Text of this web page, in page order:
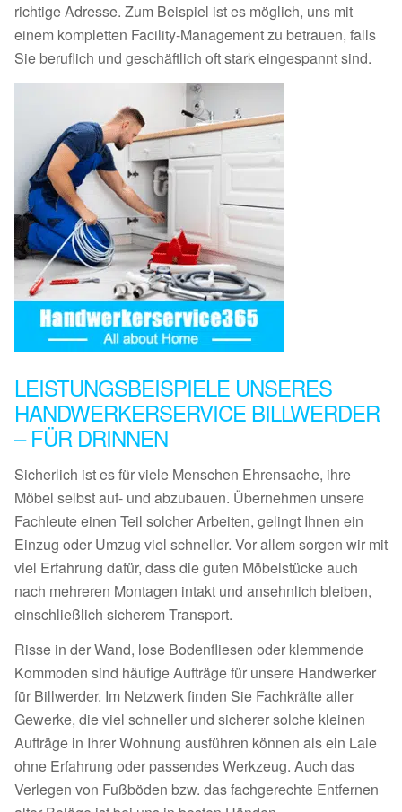
richtige Adresse. Zum Beispiel ist es möglich, uns mit
einem kompletten Facility-Management zu betrauen, falls
Sie beruflich und geschäftlich oft stark eingespannt sind.
LEISTUNGSBEISPIELE UNSERES
HANDWERKERSERVICE BILLWERDER
– FÜR DRINNEN
Sicherlich ist es für viele Menschen Ehrensache, ihre
Möbel selbst auf- und abzubauen. Übernehmen unsere
Fachleute einen Teil solcher Arbeiten, gelingt Ihnen ein
Einzug oder Umzug viel schneller. Vor allem sorgen wir mit
viel Erfahrung dafür, dass die guten Möbelstücke auch
nach mehreren Montagen intakt und ansehnlich bleiben,
einschließlich sicherem Transport.
Risse in der Wand, lose Bodenfliesen oder klemmende
Kommoden sind häufige Aufträge für unsere Handwerker
für Billwerder. Im Netzwerk finden Sie Fachkräfte aller
Gewerke, die viel schneller und sicherer solche kleinen
Aufträge in Ihrer Wohnung ausführen können als ein Laie
ohne Erfahrung oder passendes Werkzeug. Auch das
Verlegen von Fußböden bzw. das fachgerechte Entfernen